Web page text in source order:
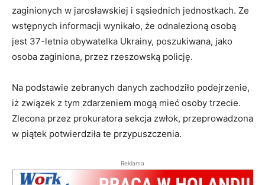
zaginionych w jarosławskiej i sąsiednich jednostkach. Ze
wstępnych informacji wynikało, że odnalezioną osobą
jest 37-letnia obywatelka Ukrainy, poszukiwana, jako
osoba zaginiona, przez rzeszowską policję.
Na podstawie zebranych danych zachodziło podejrzenie,
iż związek z tym zdarzeniem mogą mieć osoby trzecie.
Zlecona przez prokuratora sekcja zwłok, przeprowadzona
w piątek potwierdziła te przypuszczenia.
Reklama